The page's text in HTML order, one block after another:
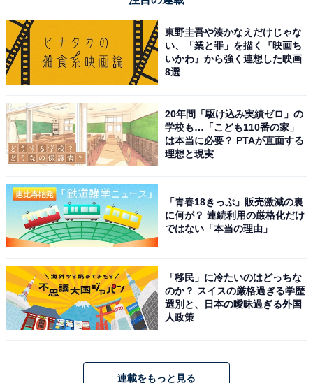
全長14.7×高さ4.5cmと、ちょうどいいサイズ感と手にす
っぽり収まる形が使いやすさの理由。適度なバネ性で、
まるで自分の指であるかのような使い心地です。トング
の先から食材がすり抜けてしまうこともありません。
「ゆびさきトング」はこんなシーンにおすすめ！
東野圭吾や湊かなえだけじゃな
い、「業と罪」を描く『映画ち
いかわ』から強く連想した映画
8選
20年間「駆け込み実績ゼロ」の
学校も…「こども110番の家」
は本当に必要？ PTAが直面する
理想と現実
「青春18きっぷ」販売激減の裏
に何が？ 連続利用の厳格化だけ
ではない「本当の理由」
「移民」に冷たいのはどっちな
のか？ スイスの厳格過ぎる学歴
選別と、日本の曖昧過ぎる外国
人政策
連載をもっと見る